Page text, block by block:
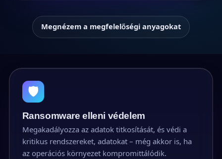
Megnézem a megfelelőségi anyagokat
🛡
Ransomware elleni védelem
Megakadályozza az adatok titkosítását, és védi a
kritikus rendszereket, adatokat – még akkor is, ha
az operációs környezet kompromittálódik.